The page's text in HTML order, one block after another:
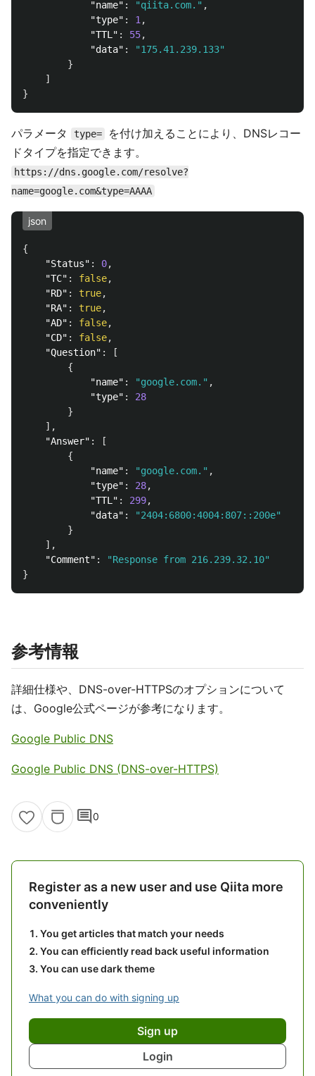
"name" : "qiita.com." ,
"type" : 1 ,
"TTL" : 55,
"data" :
"175.41.239.133"
}
]
}
パラメータ type=
を付け加えることにより、DNSレコー
ドタイプを指定できます。
https://dns.google.com/resolve?
name=google.com&type=AAAA
json
{
"Status" : 0,
"TC" : false,
"RD" : true,
"RA" : true,
"AD" : false,
"CD" : false,
"Question" :
[
{
"name" : "google.com." ,
"type" :
28
}
],
"Answer" :
[
{
"name" : "google.com." ,
"type" : 28,
"TTL" : 299,
"data" :
"2404:6800:4004:807::200e"
}
],
"Comment" :
"Response from 216.239.32.10"
}
参考情報
詳細仕様や、DNS-over-HTTPSのオプションについて
は、Google公式ページが参考になります。
Google Public DNS
Google Public DNS (DNS-over-HTTPS)
comment0
Register as a new user and use Qiita more
conveniently
You get articles that match your needs
You can efficiently read back useful information
You can use dark theme
What you can do with signing up
Sign up
Login